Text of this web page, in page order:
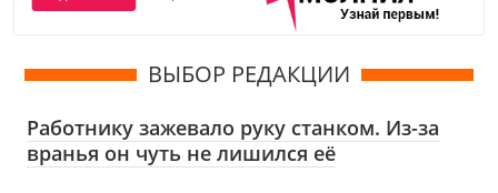
ВЫБОР РЕДАКЦИИ
Работнику зажевало руку станком. Из-за
вранья он чуть не лишился её